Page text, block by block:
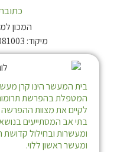
המכון
מיקוד: 4081003 תא-דואר: 176 אלעד
בית המעשר הינו קרן
המטפלת בהפרשת
לקיים את מצוות ההפרשה
בתי אב המסתייעים
ומעשרות ובחילול קדושת
ומעשר ראשון ללוי.